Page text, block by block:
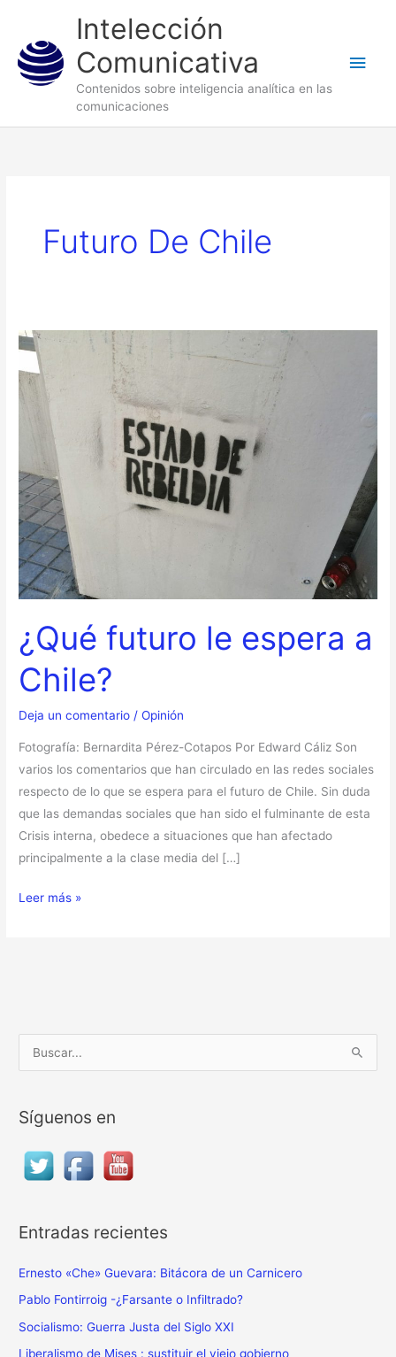
contenido
Intelección
Comunicativa
Contenidos sobre inteligencia analítica en las
comunicaciones
Futuro De Chile
¿Qué futuro le espera a
Chile?
Deja un comentario /Opinión
Fotografía: Bernardita Pérez-Cotapos Por Edward Cáliz Son
varios los comentarios que han circulado en las redes sociales
respecto de lo que se espera para el futuro de Chile. Sin duda
que las demandas sociales que han sido el fulminante de esta
Crisis interna, obedece a situaciones que han afectado
principalmente a la clase media del […]
¿Qué
futuro
le
Leer más »
c
a
o
:
Síguenos en
Entradas recientes
Ernesto «Che» Guevara: Bitácora de un Carnicero
Pablo Fontirroig -¿Farsante o Infiltrado?
Socialismo: Guerra Justa del Siglo XXI
Liberalismo de Mises : sustituir el viejo gobierno